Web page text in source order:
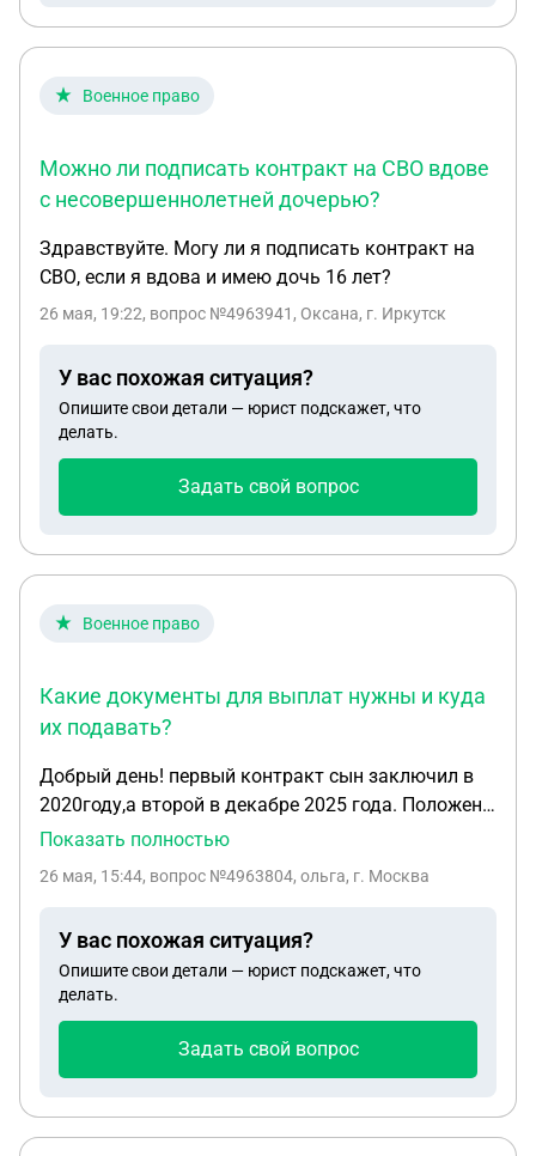
Военное право
Можно ли подписать контракт на СВО вдове
с несовершеннолетней дочерью?
Здравствуйте. Могу ли я подписать контракт на
СВО, если я вдова и имею дочь 16 лет?
26 мая, 19:22, вопрос №4963941, Оксана, г. Иркутск
У вас похожая ситуация?
Опишите свои детали — юрист подскажет, что
делать.
Задать свой вопрос
Военное право
Какие документы для выплат нужны и куда
их подавать?
Добрый день! первый контракт сын заключил в
2020году,а второй в декабре 2025 года. Положены
ли выплаты при заключении второго контракта,
не было. Какие документы для выплат нужны и
Показать полностью
26 мая, 15:44, вопрос №4963804, ольга, г. Москва
У вас похожая ситуация?
Опишите свои детали — юрист подскажет, что
делать.
Задать свой вопрос